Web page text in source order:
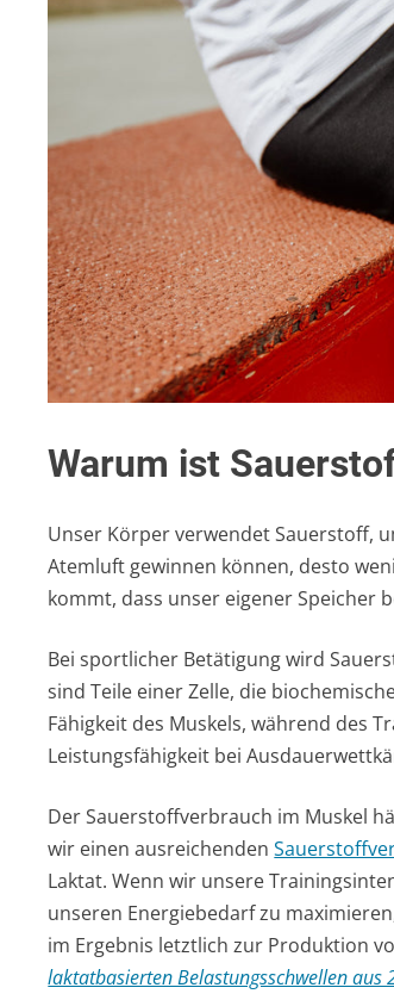
Warum ist
Unser Körper verwendet Sauerstoff,
Atemluft gewinnen können, desto
kommt, dass unser eigener Speicher
Bei sportlicher Betätigung wird
sind Teile einer Zelle, die
Fähigkeit des Muskels, während des
Leistungsfähigkeit bei
Der Sauerstoffverbrauch im Muskel
wir einen ausreichenden
Laktat. Wenn wir unsere
unseren Energiebedarf zu
im Ergebnis letztlich zur Produktion
laktatbasierten Belastungsschwellen aus